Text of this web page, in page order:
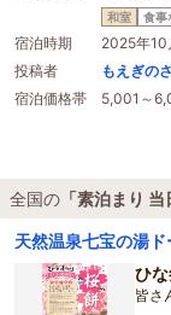
とうございました。
和室 食事
宿泊時期
2025年
投稿者
もえぎの
宿泊価格帯
5,001～
全国の 「素泊まり 当
天然温泉七宝の湯
ひ
皆さ